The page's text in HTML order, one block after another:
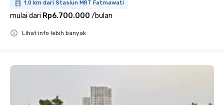
1.0 km dari Stasiun MRT Fatmawati
mulai dari Rp6.700.000 /bulan
Lihat info lebih banyak